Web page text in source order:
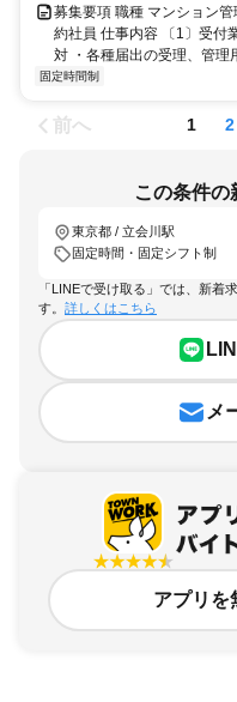
募集要項 職種 マンション
約社員 仕事内容 〔1〕受付
対 ・各種届出の受理、管理
固定時間制
前へ 1 2
この条件の
東京都 / 立会川駅
固定時間・固定シフト制
「LINEで受け取る」では、新着
す。 詳しくはこちら
メ
アプリを